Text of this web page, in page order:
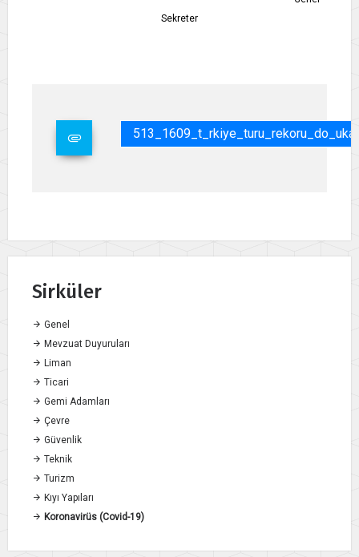
Sekreter
Sirküler
Genel
Mevzuat Duyuruları
Liman
Ticari
Gemi Adamları
Çevre
Güvenlik
Teknik
Turizm
Kıyı Yapıları
Koronavirüs (Covid-19)